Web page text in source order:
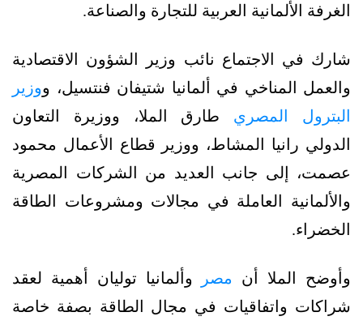
الغرفة الألمانية العربية للتجارة والصناعة.
شارك في الاجتماع نائب وزير الشؤون الاقتصادية
والعمل المناخي في ألمانيا شتيفان فنتسيل، ووزير
البترول المصري طارق الملا، ووزيرة التعاون
الدولي رانيا المشاط، ووزير قطاع الأعمال محمود
عصمت، إلى جانب العديد من الشركات المصرية
والألمانية العاملة في مجالات ومشروعات الطاقة
الخضراء.
وأوضح الملا أن مصر
وألمانيا توليان أهمية لعقد
شراكات واتفاقيات في مجال الطاقة بصفة خاصة